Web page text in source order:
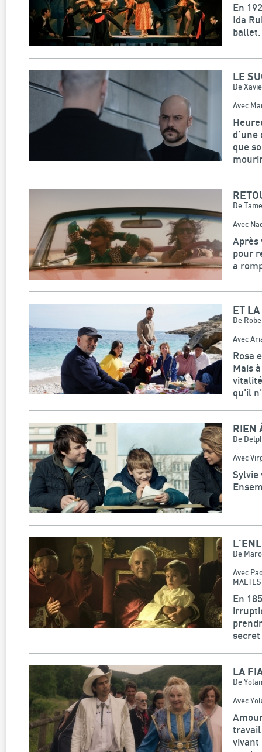
En
Ida
ballet.
LE
De
Avec
que
De
Avec
Après
pour
a
ET
De
Avec
Rosa
Mais
qu'il
RIEN
De
Avec
Sylvie
De
Avec
En
LA
De
Avec
travail
vivant